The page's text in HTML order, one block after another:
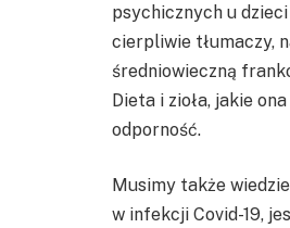
psychicznych u
cierpliwie tłumaczy,
średniowieczną
Dieta i zioła, jakie
odporność.
Musimy także
w infekcji Covid-19,